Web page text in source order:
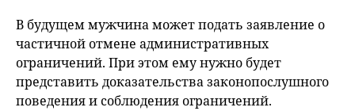
В будущем мужчина может подать заявление о
частичной отмене административных
ограничений. При этом ему нужно будет
представить доказательства законопослушного
поведения и соблюдения ограничений.